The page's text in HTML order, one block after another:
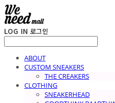
LOG IN 로그인
ABOUT
CUSTOM SNEAKERS
THE CREAKERS
CLOTHING
SNEAKERHEAD